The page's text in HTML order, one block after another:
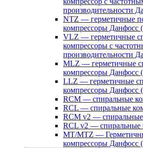
производительности
NTZ — герметичные
компрессоры Данфосс
VLZ — герметичные
компрессоры с
производительности
MLZ — герметичные
компрессоры Данфосс
LLZ — герметичные
компрессоры Данфосс
RCM — спиральные
RCL — спиральные
RCM v2 —
RCL v2 — спиральные
MT/MTZ —
компрессоры Данфосс